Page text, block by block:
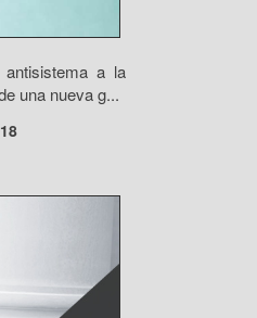
a la
una nueva g...